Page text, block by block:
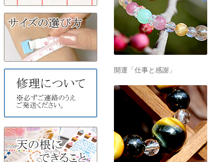
開運「仕事と感謝」